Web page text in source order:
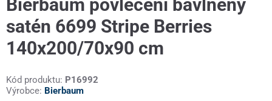
Bierbaum povlečení bavlněný
satén 6699 Stripe Berries
140x200/70x90 cm
Kód produktu: P16992
Výrobce: Bierbaum